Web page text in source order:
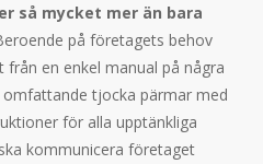
så mycket mer än bara
på företagets behov
från en enkel manual på några
tjocka pärmar med
för alla upptänkliga
kommunicera företaget